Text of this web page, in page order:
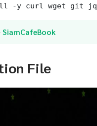
-y curl wget git jq
SiamCafeBook
File